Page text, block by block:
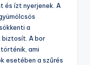
és ízt nyerjenek. A
a
A bor
ami
esetében a szűrés